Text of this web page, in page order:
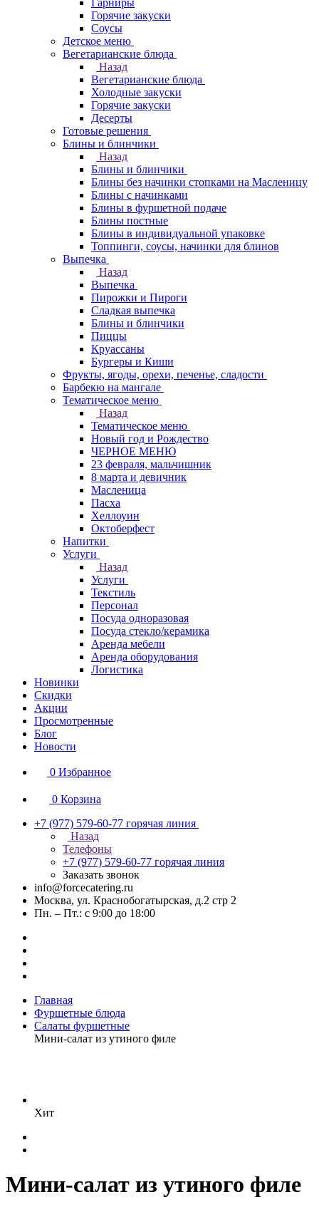
Гарниры
Горячие закуски
Соусы
Детское меню
Вегетарианские блюда
Назад
Вегетарианские блюда
Холодные закуски
Горячие закуски
Десерты
Готовые решения
Блины и блинчики
Назад
Блины и блинчики
Блины без начинки стопками на Масленицу
Блины с начинками
Блины в фуршетной подаче
Блины постные
Блины в индивидуальной упаковке
Топпинги, соусы, начинки для блинов
Выпечка
Назад
Выпечка
Пирожки и Пироги
Сладкая выпечка
Блины и блинчики
Пиццы
Круасcаны
Бургеры и Киши
Фрукты, ягоды, орехи, печенье, сладости
Барбекю на мангале
Тематическое меню
Назад
Тематическое меню
Новый год и Рождество
ЧЕРНОЕ МЕНЮ
23 февраля, мальчишник
8 марта и девичник
Масленица
Пасха
Хеллоуин
Октоберфест
Напитки
Услуги
Назад
Услуги
Текстиль
Персонал
Посуда одноразовая
Посуда стекло/керамика
Аренда мебели
Аренда оборудования
Логистика
Новинки
Скидки
Акции
Просмотренные
Блог
Новости
0 Избранное
0 Корзина
+7 (977) 579-60-77 горячая линия
Назад
Телефоны
+7 (977) 579-60-77 горячая линия
Заказать звонок
info@forcecatering.ru
Москва, ул. Краснобогатырская, д.2 стр 2
Пн. – Пт.: с 9:00 до 18:00
Главная
Фуршетные блюда
Салаты фуршетные
Мини-салат из утиного филе
Хит
Мини-салат из утиного филе